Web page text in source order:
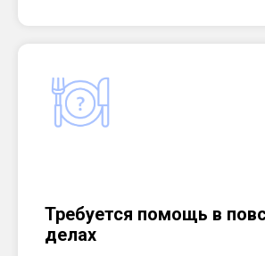
Требуется помощь в
делах